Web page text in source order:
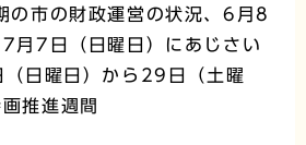
の市の財政運営の状況、6月8
7月7日（日曜日）にあじさい
日曜日）から29日（土曜
推進週間